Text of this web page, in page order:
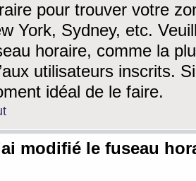
pour trouver votre
York, Sydney, etc.
horaire, comme la
utilisateurs inscrits.
idéal de le faire.
modifié le fuseau